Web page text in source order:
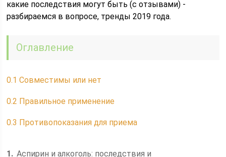
какие последствия могут быть (с отзывами) -
разбираемся в вопросе, тренды 2019 года.
Оглавление
0.1 Совместимы или нет
0.2 Правильное применение
0.3 Противопоказания для приема
1
Аспирин и алкоголь: последствия и